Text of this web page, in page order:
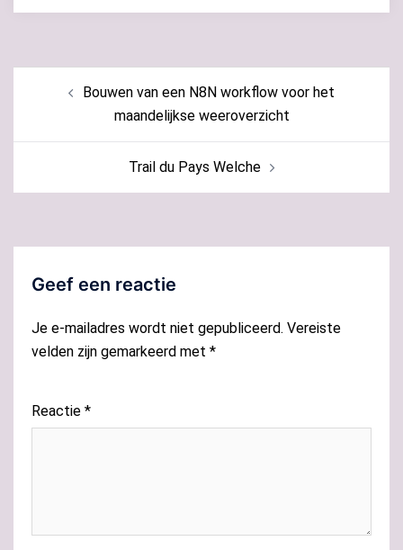
navigatieBouwen van een N8N workflow voor het
maandelijkse weeroverzicht
Trail du Pays Welche
Geef een reactie
Je e-mailadres wordt niet gepubliceerd. Vereiste
velden zijn gemarkeerd met *
Reactie *